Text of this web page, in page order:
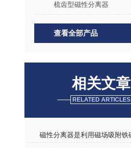
梳齿型磁性分离器
查看全部产品
相关文章
RELATED ARTICLES